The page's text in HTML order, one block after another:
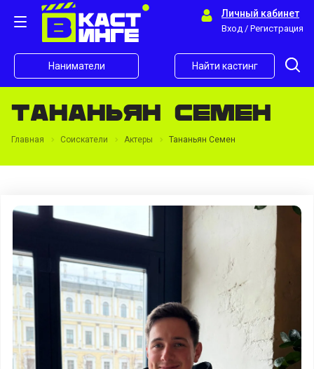
Личный кабинет
Вход / Регистрация
Наниматели Найти кастинг
Тананьян Семен
Главная Соискатели Актеры Тананьян Семен